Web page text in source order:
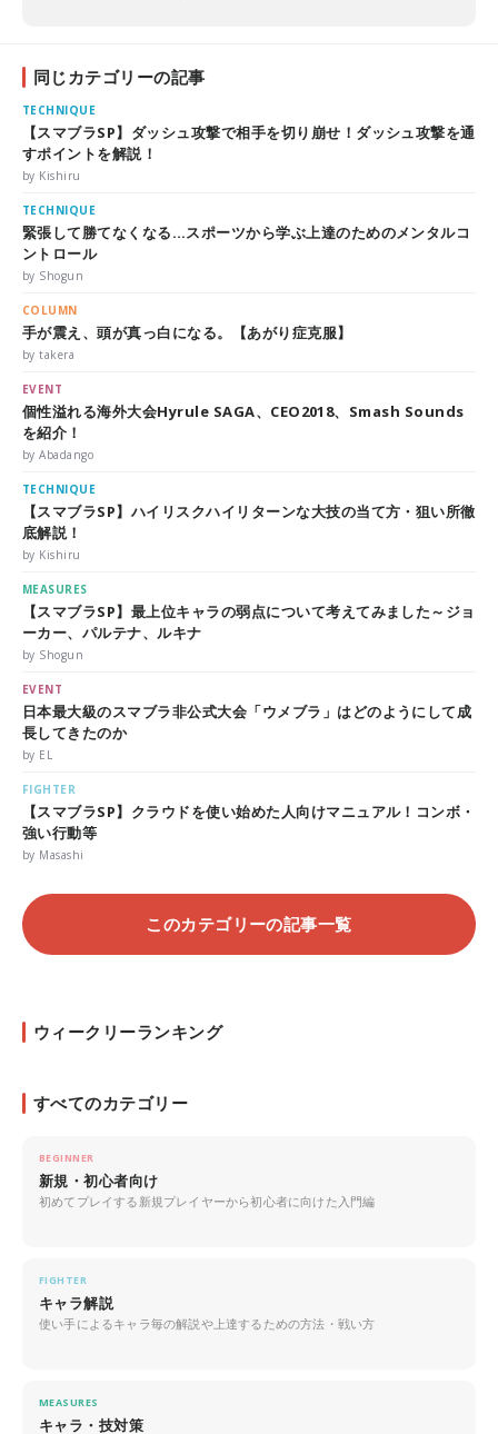
同じカテゴリーの記事
TECHNIQUE
【スマブラSP】ダッシュ攻撃で相手を切り崩せ！ダッシュ攻撃を通
すポイントを解説！
by Kishiru
TECHNIQUE
緊張して勝てなくなる…スポーツから学ぶ上達のためのメンタルコ
ントロール
by Shogun
COLUMN
手が震え、頭が真っ白になる。【あがり症克服】
by takera
EVENT
個性溢れる海外大会Hyrule SAGA、CEO2018、Smash Sounds
を紹介！
by Abadango
TECHNIQUE
【スマブラSP】ハイリスクハイリターンな大技の当て方・狙い所徹
底解説！
by Kishiru
MEASURES
【スマブラSP】最上位キャラの弱点について考えてみました～ジョ
ーカー、パルテナ、ルキナ
by Shogun
EVENT
日本最大級のスマブラ非公式大会「ウメブラ」はどのようにして成
長してきたのか
by EL
FIGHTER
【スマブラSP】クラウドを使い始めた人向けマニュアル！コンボ・
強い行動等
by Masashi
このカテゴリーの記事一覧
ウィークリーランキング
すべてのカテゴリー
BEGINNER
新規・初心者向け
初めてプレイする新規プレイヤーから初心者に向けた入門編
FIGHTER
キャラ解説
使い手によるキャラ毎の解説や上達するための方法・戦い方
MEASURES
キャラ・技対策